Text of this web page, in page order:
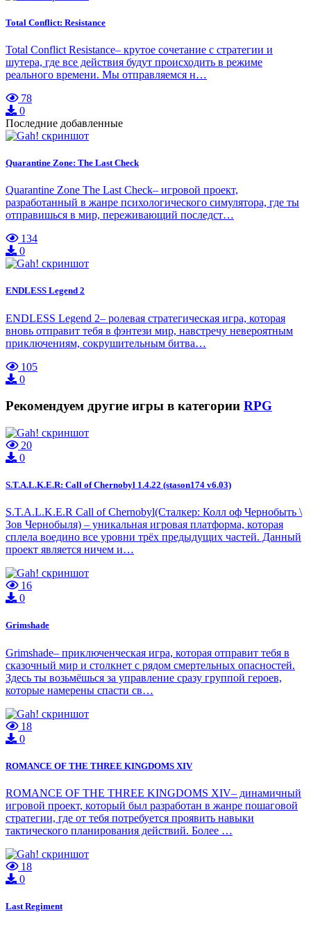
Total Conflict: Resistance
Total Conflict Resistance– крутое сочетание с стратегии и
шутера, где все действия будут происходить в режиме
реального времени. Мы отправляемся н…
78
0
Последние добавленные
Quarantine Zone: The Last Check
Quarantine Zone The Last Check– игровой проект,
разработанный в жанре психологического симулятора, где ты
отправишься в мир, переживающий последст…
134
0
ENDLESS Legend 2
ENDLESS Legend 2– ролевая стратегическая игра, которая
вновь отправит тебя в фэнтези мир, навстречу невероятным
приключениям, сокрушительным битва…
105
0
Рекомендуем другие игры в категории RPG
20
0
S.T.A.L.K.E.R: Call of Chernobyl 1.4.22 (stason174 v6.03)
S.T.A.L.K.E.R Call of Chernobyl(Сталкер: Колл оф Чернобыть \
Зов Чернобыля) – уникальная игровая платформа, которая
сплела воедино все уровни трёх предыдущих частей. Данный
проект является ничем и…
16
0
Grimshade
Grimshade– приключенческая игра, которая отправит тебя в
сказочный мир и столкнет с рядом смертельных опасностей.
Здесь ты возьмёшься за управление сразу группой героев,
которые намерены спасти св…
18
0
ROMANCE OF THE THREE KINGDOMS XIV
ROMANCE OF THE THREE KINGDOMS XIV– динамичный
игровой проект, который был разработан в жанре пошаговой
стратегии, где от тебя потребуется проявить навыки
тактического планирования действий. Более …
18
0
Last Regiment